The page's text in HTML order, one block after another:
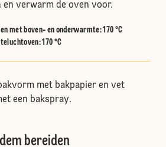
en verwarm de oven voor.
met boven- en onderwarmte:170 °C
:170 °C
met bakpapier en vet
een bakspray.
bereiden